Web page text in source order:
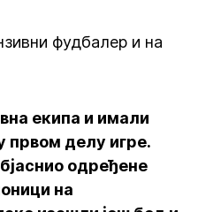
фудбалер и на
екипа и имали
првом делу игре.
одређене
на